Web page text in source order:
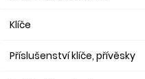
Klíče
Příslušenství klíče, přívěsky